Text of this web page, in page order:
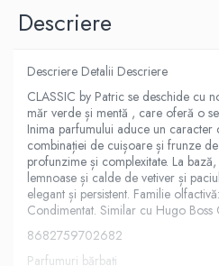
Descriere
Descriere Detalii Descriere
CLASSIC by Patric se deschide cu
măr verde și mentă , care oferă o
Inima parfumului aduce un
combinației de cuișoare și frunze
profunzime și complexitate. La
lemnoase și calde de vetiver și
elegant și persistent. Familie
Condimentat. Similar cu Hugo Boss
8682759702682
Parfumuri bărbați